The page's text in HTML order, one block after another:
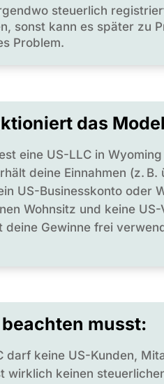
steuerlich
sonst kann es später zu
Problem.
das
eine US-LLC in
deine Einnahmen (z.
US-Businesskonto oder
Wohnsitz und keine
deine Gewinne frei
musst:
darf keine US-Kunden,
wirklich keinen